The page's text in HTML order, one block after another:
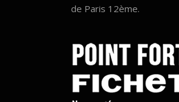
de Paris 12ème.